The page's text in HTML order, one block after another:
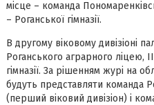
місце – команда
– Роганської гімназії.
В другому віковому дивізіоні
Роганського аграрного ліцею,
гімназії. За рішенням журі на
будуть представляти команда
(перший віковий дивізіон) і